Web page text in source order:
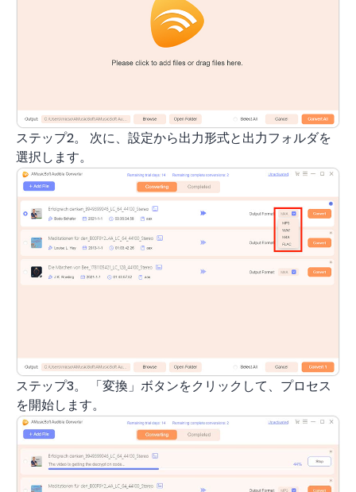
ステップ2。 次に、設定から出力形式と出力フォルダを
選択します。
ステップ3。 「変換」ボタンをクリックして、プロセス
を開始します。